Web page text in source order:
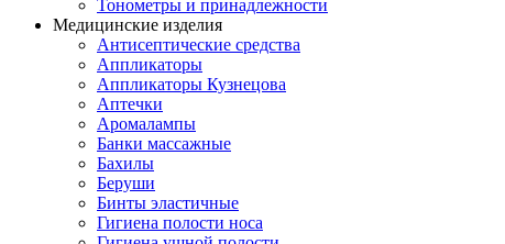
Тонометры и принадлежности
Медицинские изделия
Антисептические средства
Аппликаторы
Аппликаторы Кузнецова
Аптечки
Аромалампы
Банки массажные
Бахилы
Беруши
Бинты эластичные
Гигиена полости носа